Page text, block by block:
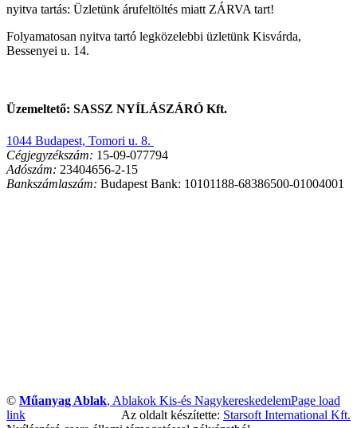
nyitva tartás: Üzletünk árufeltöltés miatt ZÁRVA tart!
Folyamatosan nyitva tartó legközelebbi üzletünk Kisvárda,
Bessenyei u. 14.
Üzemeltető: SASSZ NYÍLÁSZÁRÓ Kft.
1044 Budapest, Tomori u. 8.
Cégjegyzékszám: 15-09-077794
Adószám: 23404656-2-15
Bankszámlaszám: Budapest Bank: 10101188-68386500-01004001
© Műanyag Ablak, Ablakok Kis-és Nagykereskedelem
Az oldalt készítette: Starsoft International Kft.
Page load
link